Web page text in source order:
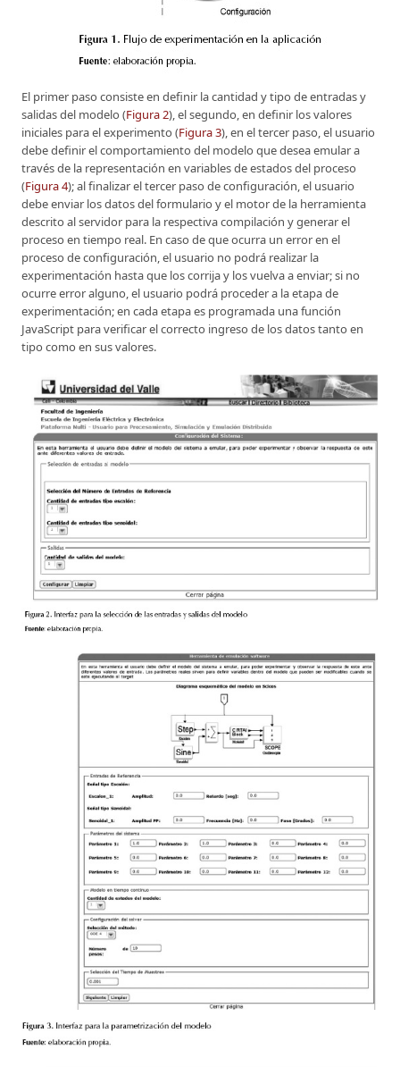
El primer paso consiste en definir la cantidad y tipo de entradas y
salidas del modelo (Figura 2), el segundo, en definir los valores
iniciales para el experimento (Figura 3), en el tercer paso, el usuario
debe definir el comportamiento del modelo que desea emular a
través de la representación en variables de estados del proceso
(Figura 4); al finalizar el tercer paso de configuración, el usuario
debe enviar los datos del formulario y el motor de la herramienta
descrito al servidor para la respectiva compilación y generar el
proceso en tiempo real. En caso de que ocurra un error en el
proceso de configuración, el usuario no podrá realizar la
experimentación hasta que los corrija y los vuelva a enviar; si no
ocurre error alguno, el usuario podrá proceder a la etapa de
experimentación; en cada etapa es programada una función
JavaScript para verificar el correcto ingreso de los datos tanto en
tipo como en sus valores.